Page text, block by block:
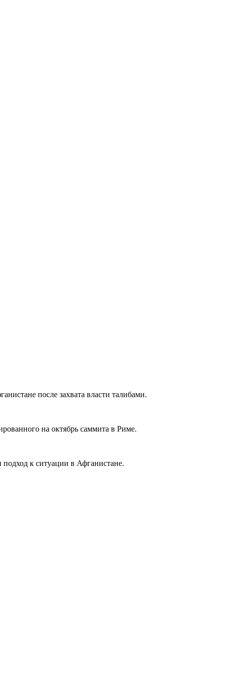
после захвата власти талибами.
на октябрь саммита в Риме.
к ситуации в Афганистане.